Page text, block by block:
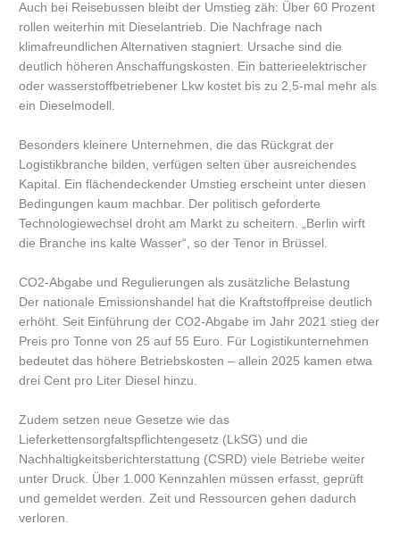
Auch bei Reisebussen bleibt der Umstieg zäh: Über 60 Prozent
rollen weiterhin mit Dieselantrieb. Die Nachfrage nach
klimafreundlichen Alternativen stagniert. Ursache sind die
deutlich höheren Anschaffungskosten. Ein batterieelektrischer
oder wasserstoffbetriebener Lkw kostet bis zu 2,5-mal mehr als
ein Dieselmodell.
Besonders kleinere Unternehmen, die das Rückgrat der
Logistikbranche bilden, verfügen selten über ausreichendes
Kapital. Ein flächendeckender Umstieg erscheint unter diesen
Bedingungen kaum machbar. Der politisch geforderte
Technologiewechsel droht am Markt zu scheitern. „Berlin wirft
die Branche ins kalte Wasser“, so der Tenor in Brüssel.
CO2-Abgabe und Regulierungen als zusätzliche Belastung
Der nationale Emissionshandel hat die Kraftstoffpreise deutlich
erhöht. Seit Einführung der CO2-Abgabe im Jahr 2021 stieg der
Preis pro Tonne von 25 auf 55 Euro. Für Logistikunternehmen
bedeutet das höhere Betriebskosten – allein 2025 kamen etwa
drei Cent pro Liter Diesel hinzu.
Zudem setzen neue Gesetze wie das
Lieferkettensorgfaltspflichtengesetz (LkSG) und die
Nachhaltigkeitsberichterstattung (CSRD) viele Betriebe weiter
unter Druck. Über 1.000 Kennzahlen müssen erfasst, geprüft
und gemeldet werden. Zeit und Ressourcen gehen dadurch
verloren.